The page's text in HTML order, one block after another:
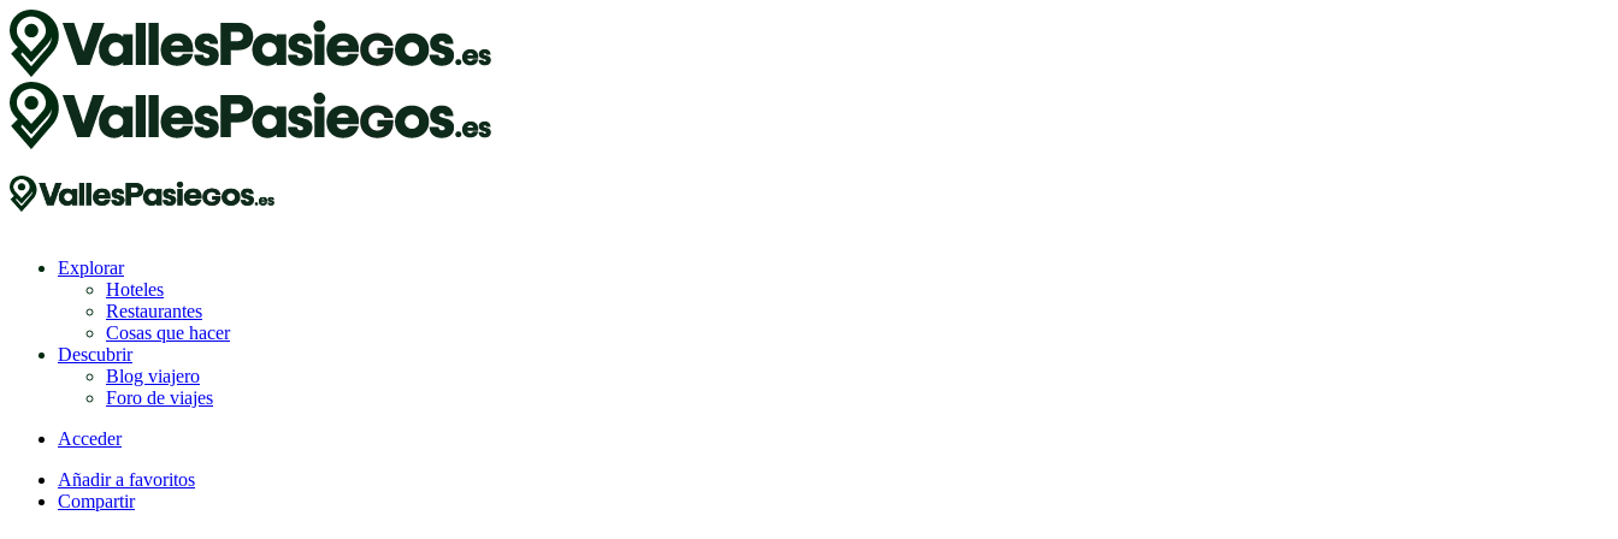
Explorar
Hoteles
Restaurantes
Cosas que hacer
Descubrir
Blog viajero
Foro de viajes
Acceder
Añadir a favoritos
Compartir